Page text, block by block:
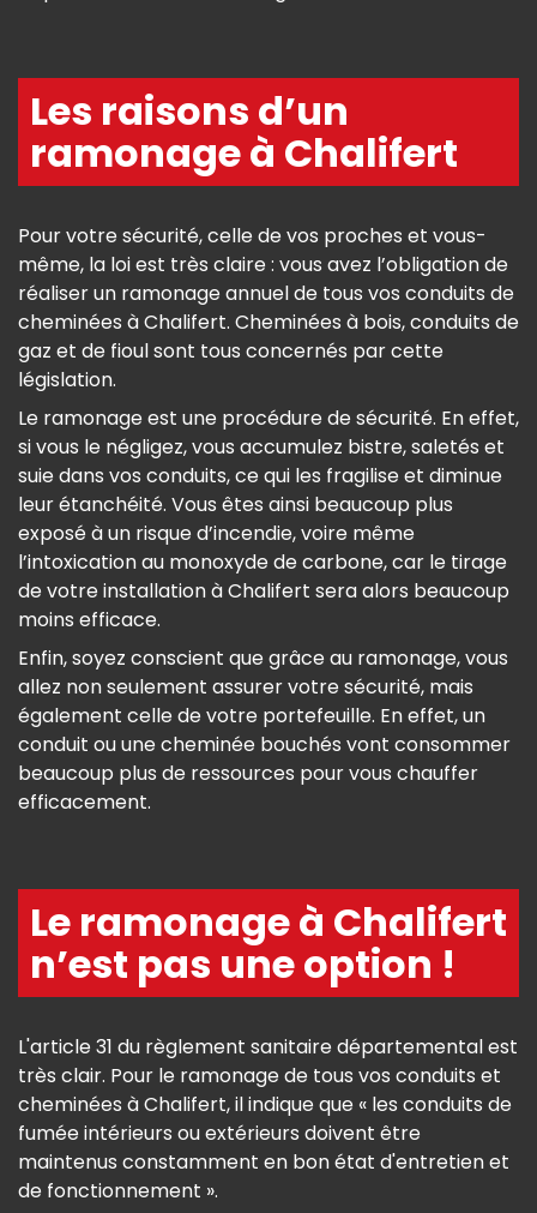
Les raisons d’un
ramonage à Chalifert
Pour votre sécurité, celle de vos proches et vous-
même, la loi est très claire : vous avez l’obligation de
réaliser un ramonage annuel de tous vos conduits de
cheminées à Chalifert. Cheminées à bois, conduits de
gaz et de fioul sont tous concernés par cette
législation.
Le ramonage est une procédure de sécurité. En effet,
si vous le négligez, vous accumulez bistre, saletés et
suie dans vos conduits, ce qui les fragilise et diminue
leur étanchéité. Vous êtes ainsi beaucoup plus
exposé à un risque d’incendie, voire même
l’intoxication au monoxyde de carbone, car le tirage
de votre installation à Chalifert sera alors beaucoup
moins efficace.
Enfin, soyez conscient que grâce au ramonage, vous
allez non seulement assurer votre sécurité, mais
également celle de votre portefeuille. En effet, un
conduit ou une cheminée bouchés vont consommer
beaucoup plus de ressources pour vous chauffer
efficacement.
Le ramonage à Chalifert
n’est pas une option !
L'article 31 du règlement sanitaire départemental est
très clair. Pour le ramonage de tous vos conduits et
cheminées à Chalifert, il indique que « les conduits de
fumée intérieurs ou extérieurs doivent être
maintenus constamment en bon état d'entretien et
de fonctionnement ».